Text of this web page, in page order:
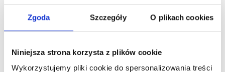
Zgoda Szczegóły O plikach cookies
Niniejsza strona korzysta z plików cookie
Wykorzystujemy pliki cookie do spersonalizowania treści
Budujemy zaufanie